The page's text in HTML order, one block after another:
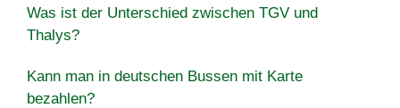
Was ist der Unterschied zwischen TGV und
Thalys?
Kann man in deutschen Bussen mit Karte
bezahlen?